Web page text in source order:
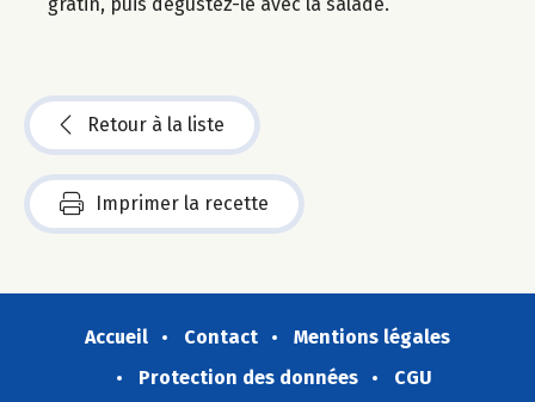
Retour à la liste
Imprimer la recette
Accueil Contact
Mentions légales
Protection des données
CGU